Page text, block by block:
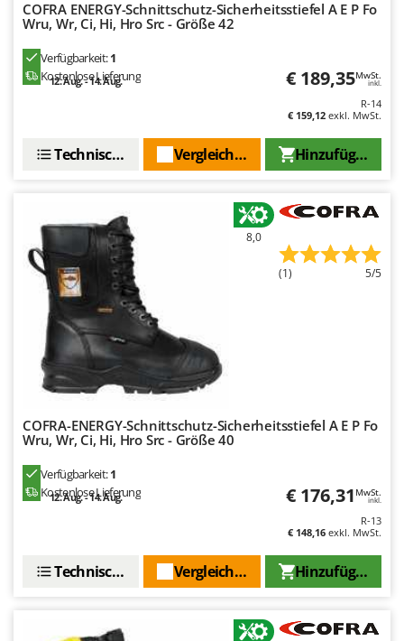
WIDU
Wiper EcoRobot
Wolf Garten
Wortex
Zanon
Zephir
ZGrills
Zodiac
Zomax
COFRA ENERGY-Schnittschutz-Sicherheitsstiefel A E P Fo
Wru, Wr, Ci, Hi, Hro Src - Größe 42
Verfügbarkeit:1
Kostenlose Lieferung
12. Aug. - 14. Aug. € 189,35MwSt.
inkl.
R-14
€ 159,12 exkl. MwSt.
Hinzufügen
Vergleichen Sie
Technische Daten
8,0
(1) 5/5
COFRA-ENERGY-Schnittschutz-Sicherheitsstiefel A E P Fo
Wru, Wr, Ci, Hi, Hro Src - Größe 40
Verfügbarkeit:1
Kostenlose Lieferung
12. Aug. - 14. Aug. € 176,31 MwSt.
inkl.
R-13
€ 148,16 exkl. MwSt.
Hinzufügen
Vergleichen Sie
Technische Daten